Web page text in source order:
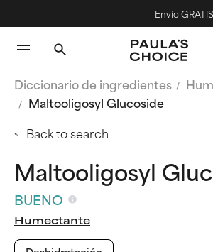
Envío GRATIS
Diccionario de ingredientes
Maltooligosyl Glucoside
Back to search
Maltooligosyl
BUENO
Humectante